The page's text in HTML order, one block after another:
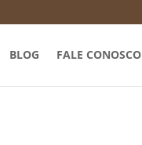
BLOG FALE CONOSCO